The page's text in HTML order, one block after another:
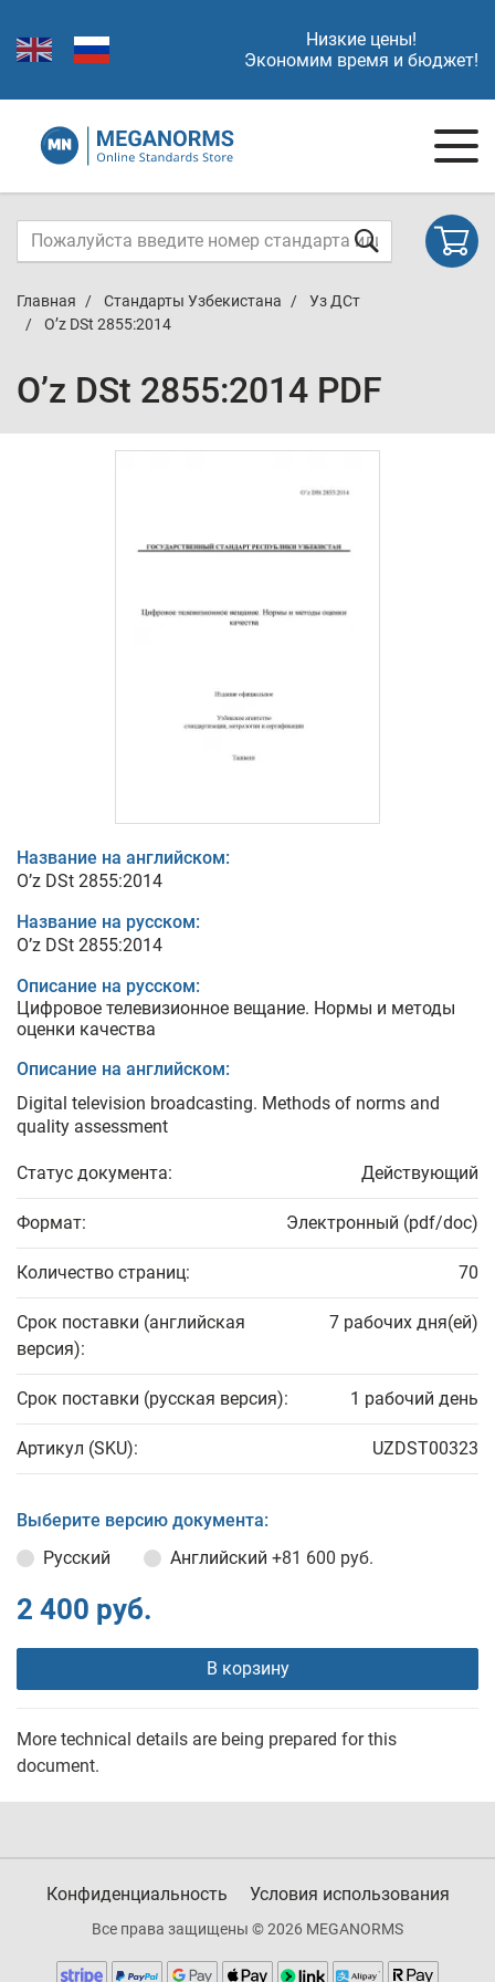
Низкие цены!
Экономим время и бюджет!
Главная Стандарты Узбекистана
Уз ДСт
O’z DSt 2855:2014
O’z DSt 2855:2014 PDF
Название на английском:
O’z DSt 2855:2014
Название на русском:
O’z DSt 2855:2014
Описание на русском:
Цифровое телевизионное вещание. Нормы и методы
оценки качества
Описание на английском:
Digital television broadcasting. Methods of norms and
quality assessment
Статус документа: Действующий
Формат: Электронный (pdf/doc)
Количество страниц: 70
Срок поставки (английская
версия):
7 рабочих дня(ей)
Срок поставки (русская версия): 1 рабочий день
Артикул (SKU): UZDST00323
Выберите версию документа:
Русский
Английский +81 600 руб.
2 400 руб.
В корзину
More technical details are being prepared for this
document.
Конфиденциальность Условия использования
Все права защищены © 2026 MEGANORMS